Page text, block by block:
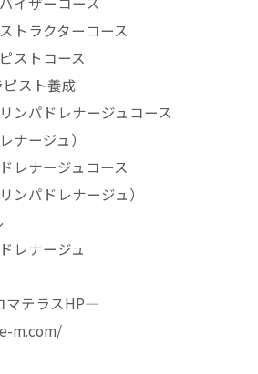
トラクターコース
ストコース
スト養成
ンパドレナージュコース
ナージュ）
レナージュコース
ンパドレナージュ）
レナージュ
マテラスHP—
m.com/